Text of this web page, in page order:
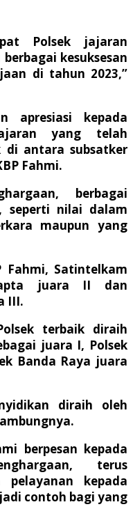
Polsek jajaran
kesuksesan
di tahun 2023,”
apresiasi kepada
yang telah
di antara subsatker
Fahmi.
berbagai
seperti nilai dalam
maupun yang
Satintelkam
juara II dan
III.
terbaik diraih
juara I, Polsek
Banda Raya juara
diraih oleh
berpesan kepada
terus
kepada
contoh bagi yang